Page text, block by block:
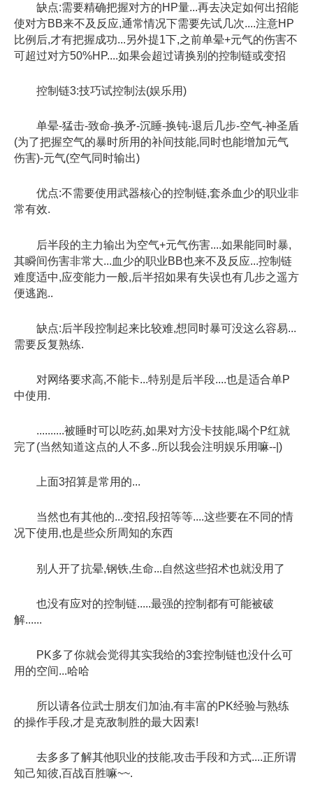
缺点:需要精确把握对方的HP量...再去决定如何出招能
使对方BB来不及反应,通常情况下需要先试几次....注意HP
比例后,才有把握成功...另外提1下,之前单晕+元气的伤害不
可超过对方50%HP....如果会超过请换别的控制链或变招
控制链3:技巧试控制法(娱乐用)
单晕-猛击-致命-换矛-沉睡-换钝-退后几步-空气-神圣盾
(为了把握空气的暴时所用的补间技能,同时也能增加元气
伤害)-元气(空气同时输出)
优点:不需要使用武器核心的控制链,套杀血少的职业非
常有效.
后半段的主力输出为空气+元气伤害....如果能同时暴,
其瞬间伤害非常大...血少的职业BB也来不及反应...控制链
难度适中,应变能力一般,后半招如果有失误也有几步之遥方
便逃跑..
缺点:后半段控制起来比较难,想同时暴可没这么容易...
需要反复熟练.
对网络要求高,不能卡...特别是后半段....也是适合单P
中使用.
..........被睡时可以吃药,如果对方没卡技能,喝个P红就
完了(当然知道这点的人不多..所以我会注明娱乐用嘛--|)
上面3招算是常用的...
当然也有其他的...变招,段招等等....这些要在不同的情
况下使用,也是些众所周知的东西
别人开了抗晕,钢铁,生命...自然这些招术也就没用了
也没有应对的控制链.....最强的控制都有可能被破
解......
PK多了你就会觉得其实我给的3套控制链也没什么可
用的空间...哈哈
所以请各位武士朋友们加油,有丰富的PK经验与熟练
的操作手段,才是克敌制胜的最大因素!
去多多了解其他职业的技能,攻击手段和方式....正所谓
知己知彼,百战百胜嘛~~.